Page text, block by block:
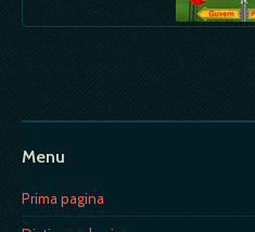
Menu
Prima pagina